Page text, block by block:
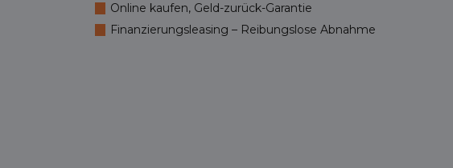
Online kaufen, Geld-zurück-Garantie
Finanzierungsleasing – Reibungslose Abnahme